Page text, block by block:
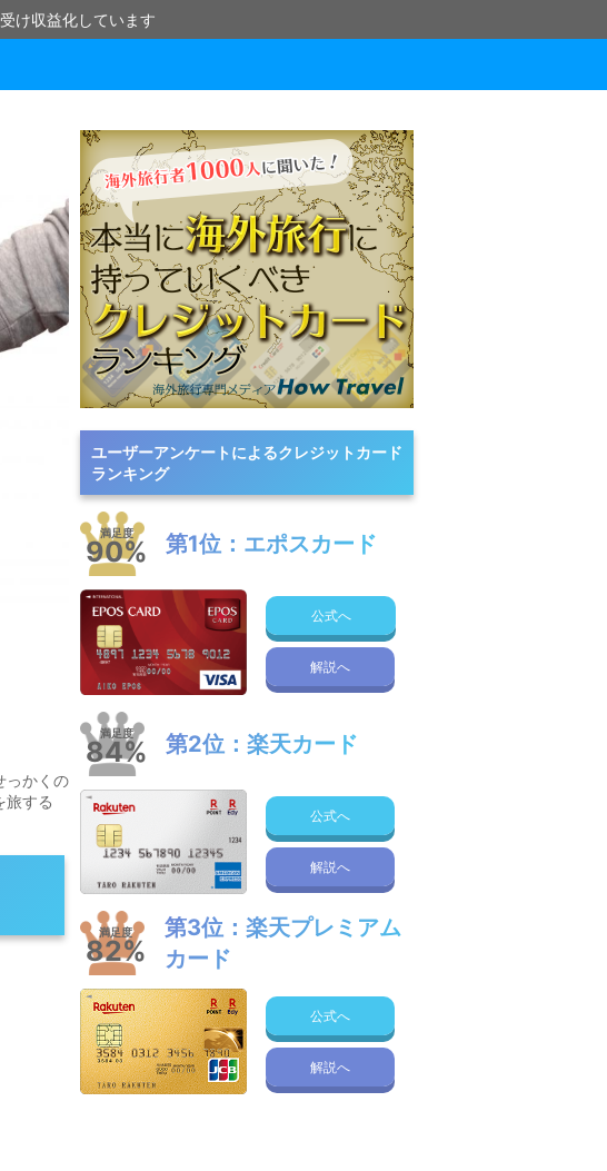
け収益化しています
ユーザーアンケートによるクレジットカード
ランキング
満足度
90% 第1位：エポスカード
公式へ
解説へ
満足度
84% 第2位：楽天カード
公式へ
解説へ
満足度
82%
第3位：楽天プレミアム
カード
公式へ
解説へ
っかくの
旅する